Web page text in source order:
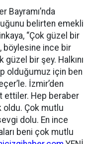
Bayramı’nda
belirten emekli
“Çok güzel bir
böylesine ince bir
bir şey. Halkını
olduğumuz için ben
İzmir’den
ettiler. Hep beraber
oldu. Çok mutlu
dolu. En ince
beni çok mutlu